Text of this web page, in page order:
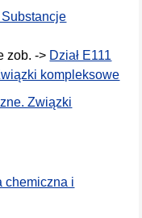
zob. -> Dział E111
kompleksowe
Związki
chemiczna i